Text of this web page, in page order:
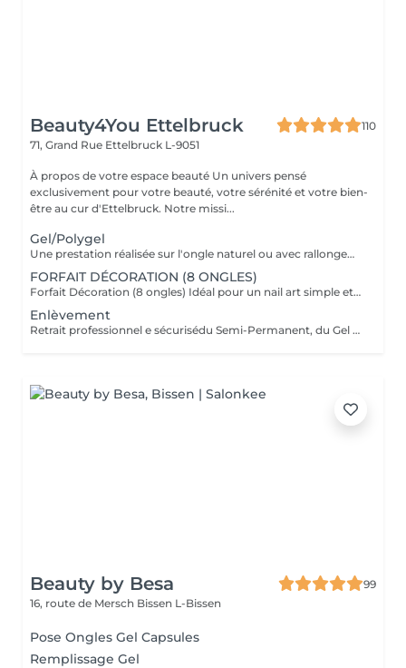
Beauty4You Ettelbruck
110
71, Grand Rue Ettelbruck L-9051
À propos de votre espace beauté Un univers pensé
exclusivement pour votre beauté, votre sérénité et votre bien-
être au cur d'Ettelbruck. Notre missi...
Gel/Polygel
Une prestation réalisée sur l'ongle naturel ou avec rallongement, pour des ongles élégants et résistants pendant plusieurs semaines. * Préparation de l'ongle naturel * Mise en forme des ongles * Travail des cuticules * Application du gel * Finition au choix * 2 décorations incluses
FORFAIT DÉCORATION (8 ONGLES)
Forfait Décoration (8 ongles) Idéal pour un nail art simple et élégant sur 8 ongles. Hors décorations 2D/3D et effets très détaillés (sur devis ou supplément de temps).
Enlèvement
Retrait professionnel e sécurisédu Semi-Permanent, du Gel ou de l'Acrylique pour préserver la santé de vos ongles naturels. Comprend la mise en forme et un soin nourrissant final.
Beauty by Besa
99
16, route de Mersch Bissen L-Bissen
Pose Ongles Gel Capsules
Remplissage Gel